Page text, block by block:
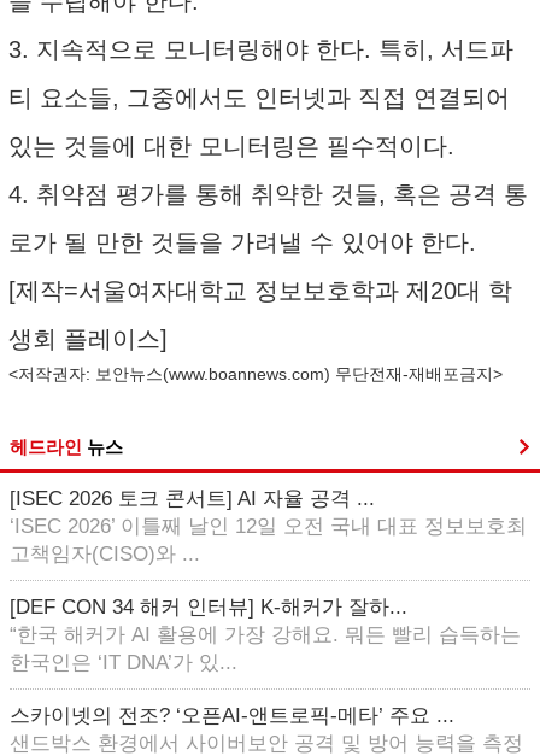
3. 지속적으로 모니터링해야 한다. 특히, 서드파
티 요소들, 그중에서도 인터넷과 직접 연결되어
있는 것들에 대한 모니터링은 필수적이다.
4. 취약점 평가를 통해 취약한 것들, 혹은 공격 통
로가 될 만한 것들을 가려낼 수 있어야 한다.
[제작=서울여자대학교 정보보호학과 제20대 학
생회 플레이스]
<저작권자: 보안뉴스(www.boannews.com) 무단전재-재배포금지>
헤드라인 뉴스
[ISEC 2026 토크 콘서트] AI 자율 공격 ...
‘ISEC 2026’ 이틀째 날인 12일 오전 국내 대표 정보보호최
고책임자(CISO)와 ...
[DEF CON 34 해커 인터뷰] K-해커가 잘하...
“한국 해커가 AI 활용에 가장 강해요. 뭐든 빨리 습득하는
한국인은 ‘IT DNA’가 있...
스카이넷의 전조? ‘오픈AI-앤트로픽-메타’ 주요 ...
샌드박스 환경에서 사이버보안 공격 및 방어 능력을 측정